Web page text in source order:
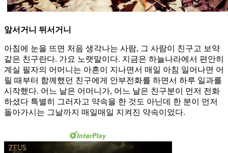
앞서거니 뒤서거니
아침에 눈을 뜨면 처음 생각나는 사람, 그 사람이 친구고 보약
같은 친구란다. 가요 노랫말이다. 지금은 하늘나라에서 편안히
계실 필자의 어머니는 아흔이 지나면서 매일 아침 일어나면 어
릴 때부터 함께했던 친구에게 안부전화를 하면서 하루 일과를
시작했다. 어느 날은 어머니가, 어느 날은 친구분이 먼저 전화
하셨다 특별히 그러자고 약속을 한 것도 아닌데 한 분이 먼저
돌아가시는 그날까지 매일매일 지켜진 약속이었다.